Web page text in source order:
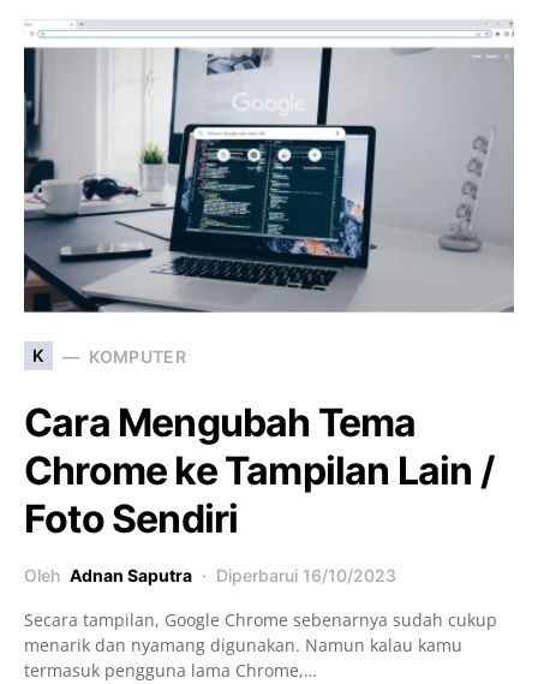
K KOMPUTER
Cara Mengubah Tema
Chrome ke Tampilan Lain /
Foto Sendiri
Oleh Adnan Saputra Diperbarui 16/10/2023
Secara tampilan, Google Chrome sebenarnya sudah cukup
menarik dan nyamang digunakan. Namun kalau kamu
termasuk pengguna lama Chrome,…